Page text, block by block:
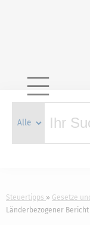
Steuertipps Gesetze
Länderbezogener